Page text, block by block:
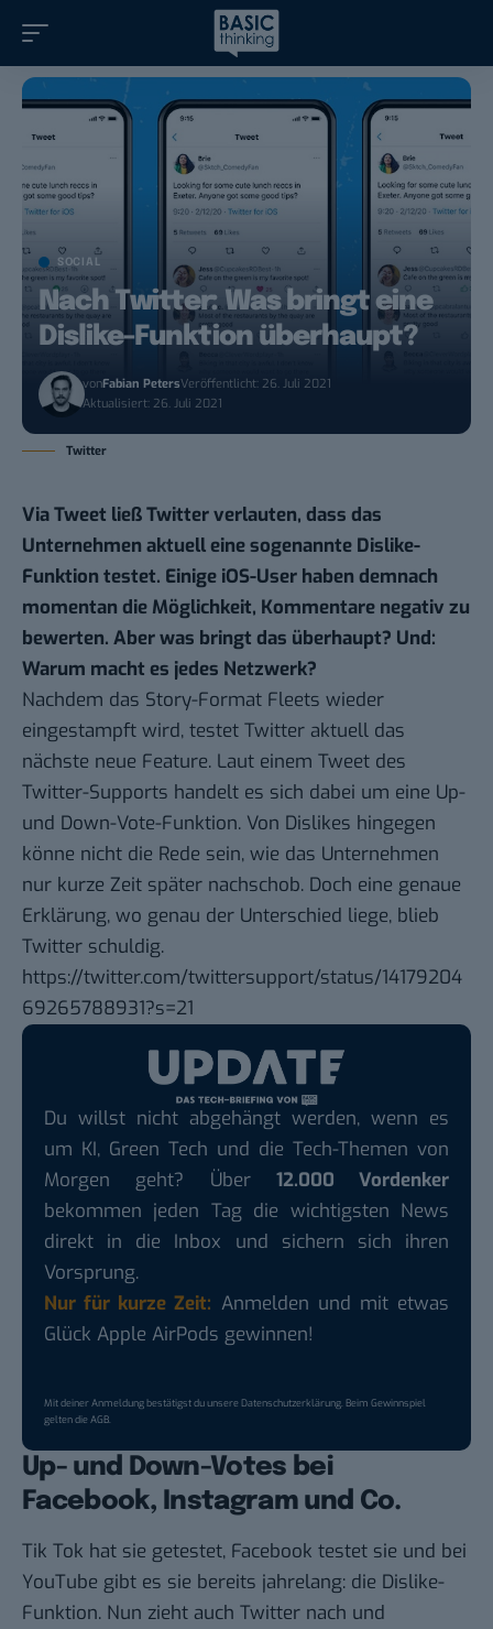
SOCIAL
Nach Twitter: Was bringt eine
Dislike-Funktion überhaupt?
vonFabian PetersVeröffentlicht: 26. Juli 2021
Aktualisiert: 26. Juli 2021
Twitter
Via Tweet ließ Twitter verlauten, dass das
Unternehmen aktuell eine sogenannte Dislike-
Funktion testet. Einige iOS-User haben demnach
momentan die Möglichkeit, Kommentare negativ zu
bewerten. Aber was bringt das überhaupt? Und:
Warum macht es jedes Netzwerk?
Nachdem das Story-Format Fleets wieder
eingestampft wird, testet Twitter aktuell das
nächste neue Feature. Laut einem Tweet des
Twitter-Supports handelt es sich dabei um eine Up-
und Down-Vote-Funktion. Von Dislikes hingegen
könne nicht die Rede sein, wie das Unternehmen
nur kurze Zeit später nachschob. Doch eine genaue
Erklärung, wo genau der Unterschied liege, blieb
Twitter schuldig.
https://twitter.com/twittersupport/status/14179204
69265788931?s=21
Du willst nicht abgehängt werden, wenn es
um KI, Green Tech und die Tech-Themen von
Morgen geht? Über 12.000 Vordenker
bekommen jeden Tag die wichtigsten News
direkt in die Inbox und sichern sich ihren
Vorsprung.
Nur für kurze Zeit: Anmelden und mit etwas
Glück Apple AirPods gewinnen!
Mit deiner Anmeldung bestätigst du unsereDatenschutzerklärung. Beim Gewinnspiel
gelten dieAGB.
Up- und Down-Votes bei
Facebook, Instagram und Co.
Tik Tok hat sie getestet, Facebook testet sie und bei
YouTube gibt es sie bereits jahrelang: die Dislike-
Funktion. Nun zieht auch Twitter nach und